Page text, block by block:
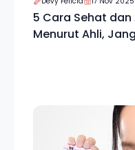
5 Cara Sehat
Menurut Ahli,